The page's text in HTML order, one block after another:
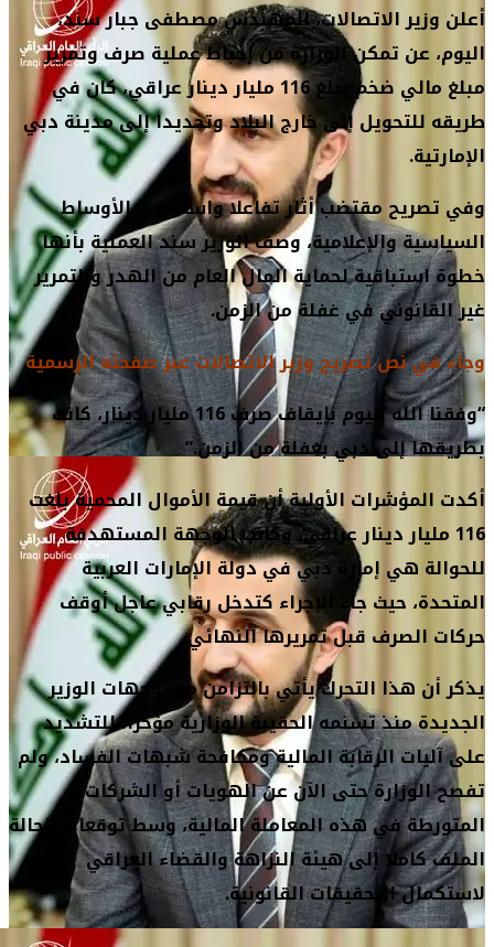
أعلن وزير الاتصالات، المهندس مصطفى جبار سند،
اليوم، عن تمكن الوزارة من إحباط عملية صرف وتمرير
مبلغ مالي ضخم يبلغ 116 مليار دينار عراقي، كان في
طريقه للتحويل إلى خارج البلاد وتحديدا إلى مدينة دبي
الإمارتية.
وفي تصريح مقتضب أثار تفاعلا واسعا في الأوساط
السياسية والإعلامية، وصف الوزير سند العملية بأنها
خطوة استباقية لحماية المال العام من الهدر والتمرير
غير القانوني في غفلة من الزمن.
وجاء في نص تصريح وزير الاتصالات عبر صفحته الرسمية
“وفقنا الله اليوم بإيقاف صرف 116 مليار دينار، كانت
بطريقها إلى دبي بغفلة من الزمن.”
أكدت المؤشرات الأولية أن قيمة الأموال المحمية بلغت
116 مليار دينار عراقي، وكانت الوجهة المستهدفة
للحوالة هي إمارة دبي في دولة الإمارات العربية
المتحدة، حيث جاء الإجراء كتدخل رقابي عاجل أوقف
حركات الصرف قبل تمريرها النهائي.
يذكر أن هذا التحرك يأتي بالتزامن مع توجهات الوزير
الجديدة منذ تسنمه الحقيبة الوزارية مؤخرا، للتشديد
على آليات الرقابة المالية ومكافحة شبهات الفساد، ولم
تفصح الوزارة حتى الآن عن الهويات أو الشركات
المتورطة في هذه المعاملة المالية، وسط توقعات بإحالة
الملف كاملا إلى هيئة النزاهة والقضاء العراقي
لاستكمال التحقيقات القانونية.